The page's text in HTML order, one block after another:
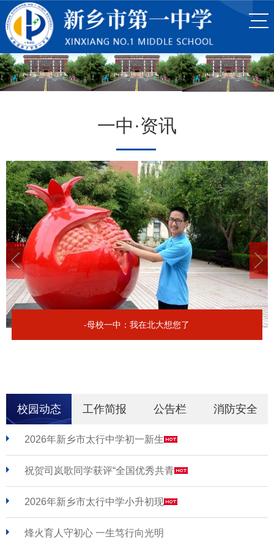
一中·资讯
-母校一中：我在北大想您了
校园动态 工作简报 公告栏 消防安全
2026年新乡市太行中学初一新生
祝贺司岚歌同学获评“全国优秀共青
2026年新乡市太行中学小升初现
烽火育人守初心 一生笃行向光明